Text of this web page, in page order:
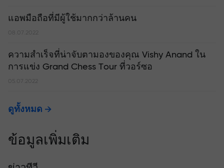
แอพมือถือที่มีผู้ใช้มากกว่าล้านคน
08.07.2022
ความสำเร็จที่น่าจับตามองของคุณ Vishy Anand ใน
การแข่ง Grand Chess Tour ที่วอร์ซอ
ดูทั้งหมด
ข้อมูลเพิ่มเติม